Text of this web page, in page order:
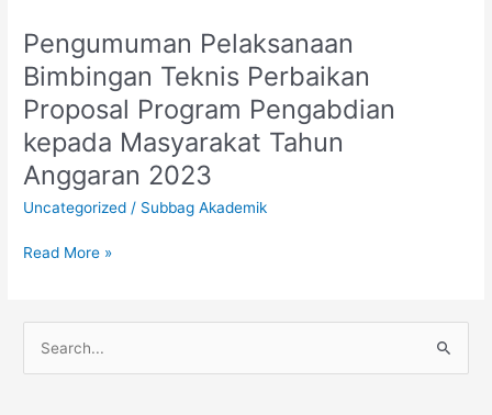
Pengumuman Pelaksanaan
Bimbingan Teknis Perbaikan
Proposal Program Pengabdian
kepada Masyarakat Tahun
Anggaran 2023
Uncategorized / Subbag Akademik
Pengumuman
Pelaksanaan
Bimbingan
Teknis
Perbaikan
Proposal
Program
Pengabdian
Masyarakat
2023
Read More »